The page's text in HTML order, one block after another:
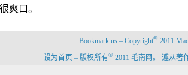
爽口。
Bookmark us – Copyright© 2011
设为首页 – 版权所有© 2011 毛南网。 遵从著